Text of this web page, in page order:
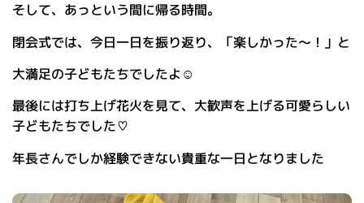
そして、あっという間に帰る時間。
閉会式では、今日一日を振り返り、「楽しかった～！」と
大満足の子どもたちでしたよ☺
最後には打ち上げ花火を見て、大歓声を上げる可愛らしい
子どもたちでした♡
年長さんでしか経験できない貴重な一日となりました